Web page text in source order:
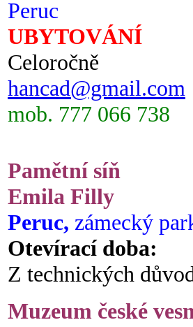
Peruc
UBYTOVÁNÍ
Celoročně
hancad@gmail.com
mob. 777 066 738
Pamětní síň
Emila Filly
Peruc, zámecký
Otevírací doba:
Z technických
Muzeum české